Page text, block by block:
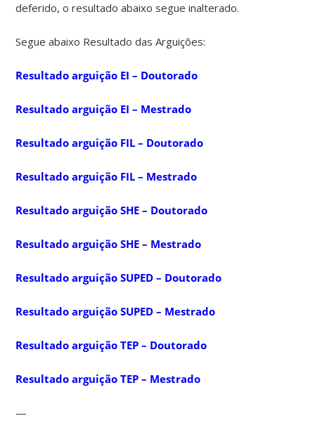
deferido, o resultado abaixo segue inalterado.
Segue abaixo Resultado das Arguições:
Resultado arguição EI – Doutorado
Resultado arguição EI – Mestrado
Resultado arguição FIL – Doutorado
Resultado arguição FIL – Mestrado
Resultado arguição SHE – Doutorado
Resultado arguição SHE – Mestrado
Resultado arguição SUPED – Doutorado
Resultado arguição SUPED – Mestrado
Resultado arguição TEP – Doutorado
Resultado arguição TEP – Mestrado
—